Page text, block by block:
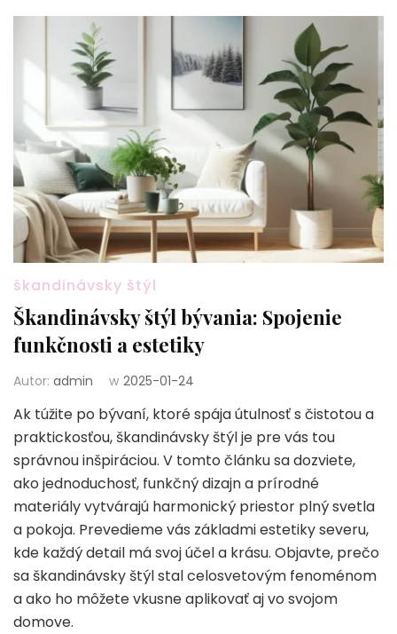
škandinávsky štýl
Škandinávsky štýl bývania: Spojenie
funkčnosti a estetiky
Autor: admin w 2025-01-24
Ak túžite po bývaní, ktoré spája útulnosť s čistotou a
praktickosťou, škandinávsky štýl je pre vás tou
správnou inšpiráciou. V tomto článku sa dozviete,
ako jednoduchosť, funkčný dizajn a prírodné
materiály vytvárajú harmonický priestor plný svetla
a pokoja. Prevedieme vás základmi estetiky severu,
kde každý detail má svoj účel a krásu. Objavte, prečo
sa škandinávsky štýl stal celosvetovým fenoménom
a ako ho môžete vkusne aplikovať aj vo svojom
domove.